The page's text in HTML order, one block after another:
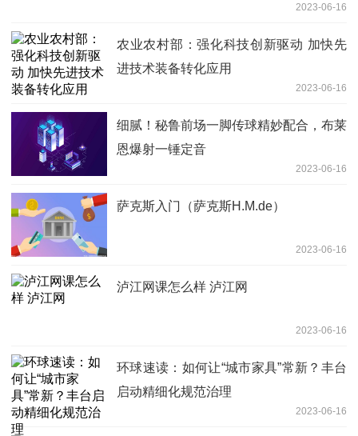
2023-06-16
农业农村部：强化科技创新驱动 加快先
进技术装备转化应用
2023-06-16
细腻！秘鲁前场一脚传球精妙配合，布莱
恩爆射一锤定音
2023-06-16
萨克斯入门（萨克斯H.M.de）
2023-06-16
泸江网课怎么样 泸江网
2023-06-16
环球速读：如何让“城市家具”常新？丰台
启动精细化规范治理
2023-06-16